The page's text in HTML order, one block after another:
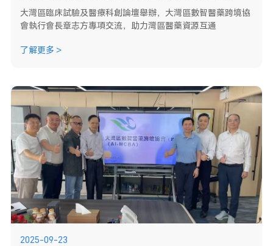
大灣區臨床試驗及醫療科創論壇舉辦，大灣區數智醫藥跨境協
會執行會長章志方專項交流，助力灣區醫藥資源互通
了解更多 >
2025-09-23